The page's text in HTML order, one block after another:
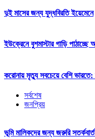
দুই মাসের জ‌ন্য যুদ্ধবিরতি ইয়েমেনে
ইউক্রেনে বুশমাস্টার গাড়ি পাঠাচ্ছে
করোনায় মৃত্যু সবচেয়ে বেশি
সর্বশেষ
জনপ্রিয়
ভূমি মালিকদের জন্য জরুরি